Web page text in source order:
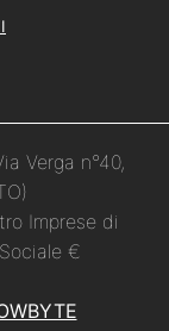
Verga n°40,
Imprese di
€